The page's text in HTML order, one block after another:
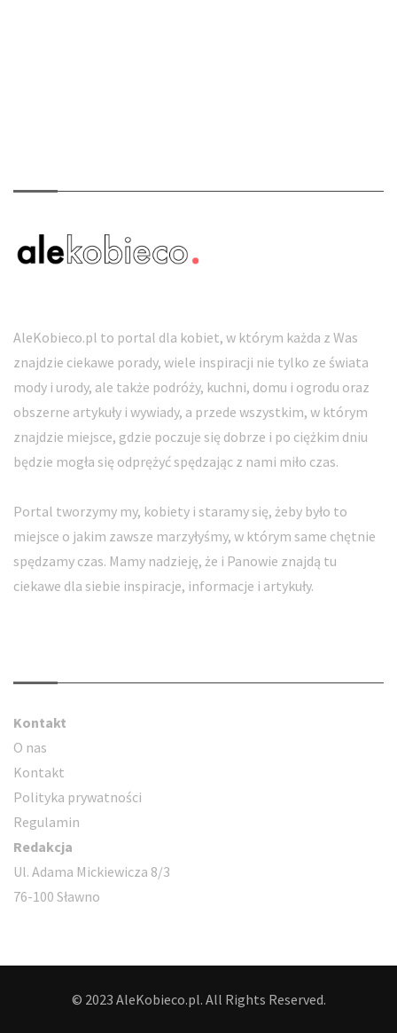
AleKobieco.pl to portal dla kobiet, w którym każda z Was
znajdzie ciekawe porady, wiele inspiracji nie tylko ze świata
mody i urody, ale także podróży, kuchni, domu i ogrodu oraz
obszerne artykuły i wywiady, a przede wszystkim, w którym
znajdzie miejsce, gdzie poczuje się dobrze i po ciężkim dniu
będzie mogła się odprężyć spędzając z nami miło czas.
Portal tworzymy my, kobiety i staramy się, żeby było to
miejsce o jakim zawsze marzyłyśmy, w którym same chętnie
spędzamy czas. Mamy nadzieję, że i Panowie znajdą tu
ciekawe dla siebie inspiracje, informacje i artykuły.
Kontakt
O nas
Kontakt
Polityka prywatności
Regulamin
Redakcja
Ul. Adama Mickiewicza 8/3
76-100 Sławno
© 2023 AleKobieco.pl. All Rights Reserved.